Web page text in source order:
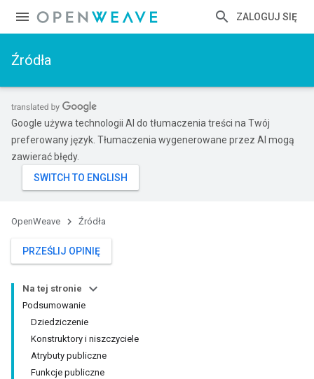
ZALOGUJ SIĘ
Źródła
Google używa technologii AI do tłumaczenia treści na Twój
preferowany język. Tłumaczenia wygenerowane przez AI mogą
zawierać błędy.
OpenWeave Źródła
PRZEŚLIJ OPINIĘ
Na tej stronie
Podsumowanie
Dziedziczenie
Konstruktory i niszczyciele
Atrybuty publiczne
Funkcje publiczne